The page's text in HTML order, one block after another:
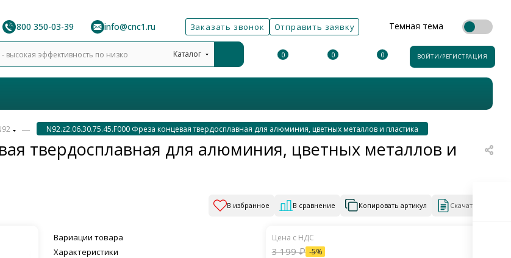
8 800 350-03-39 info@cnc1.ru Заказать звонок Отправить заявку Темная тема
Каталог 0 0 0 ВОЙТИ/РЕГИСТРАЦИЯ
твердосплавная для алюминия, цветных металлов и
— N92.z2.06.30.75.45.F000 Фреза концевая твердосплавная для алюминия, цветных металлов и пластика
В избранное В сравнение Копировать артикул Скачать КП
Вариации товара
Характеристики
3 199₽ -5%